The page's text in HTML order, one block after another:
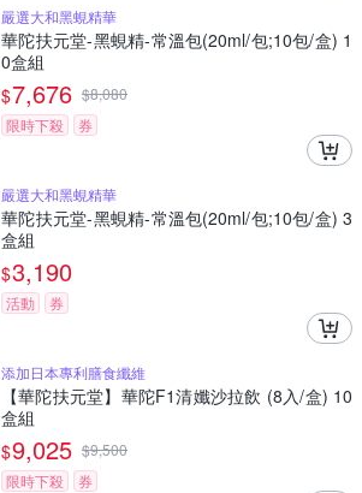
嚴選大和黑蜆精華
華陀扶元堂-黑蜆精-常溫包(20ml/包;10包/盒) 1
0盒組
$7,676 $8,080
限時下殺
券
嚴選大和黑蜆精華
華陀扶元堂-黑蜆精-常溫包(20ml/包;10包/盒) 3
盒組
$3,190
活動 券
添加日本專利膳食纖維
【華陀扶元堂】華陀F1清孅沙拉飲 (8入/盒) 10
盒組
$9,025 $9,500
限時下殺
券